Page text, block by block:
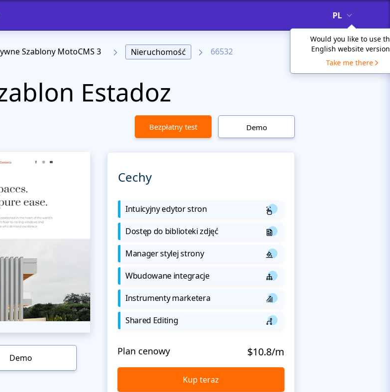
PL
Would you like to use
English website
Take me there
Szablony MotoCMS 3 Nieruchomość 66532
Estadoz
Bezpłatny test Demo
Demo
Cechy
Intuicyjny edytor stron
Dostęp do biblioteki zdjęć
Manager stylej strony
Wbudowane integracje
Instrumenty marketera
Shared Editing
Plan cenowy $10.8/m
Kup teraz